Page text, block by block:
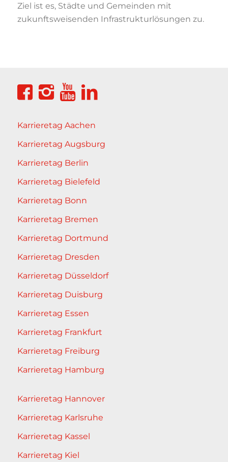
Ziel ist es, Städte und Gemeinden mit
zukunftsweisenden Infrastrukturlösungen zu.
Karrieretag Aachen
Karrieretag Augsburg
Karrieretag Berlin
Karrieretag Bielefeld
Karrieretag Bonn
Karrieretag Bremen
Karrieretag Dortmund
Karrieretag Dresden
Karrieretag Düsseldorf
Karrieretag Duisburg
Karrieretag Essen
Karrieretag Frankfurt
Karrieretag Freiburg
Karrieretag Hamburg
Karrieretag Hannover
Karrieretag Karlsruhe
Karrieretag Kassel
Karrieretag Kiel